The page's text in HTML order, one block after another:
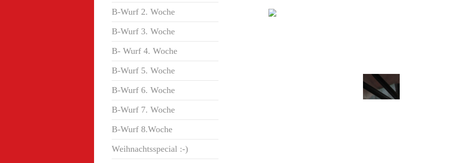
B-Wurf 2. Woche
B-Wurf 3. Woche
B- Wurf 4. Woche
B-Wurf 5. Woche
B-Wurf 6. Woche
B-Wurf 7. Woche
B-Wurf 8.Woche
Weihnachtsspecial :-)